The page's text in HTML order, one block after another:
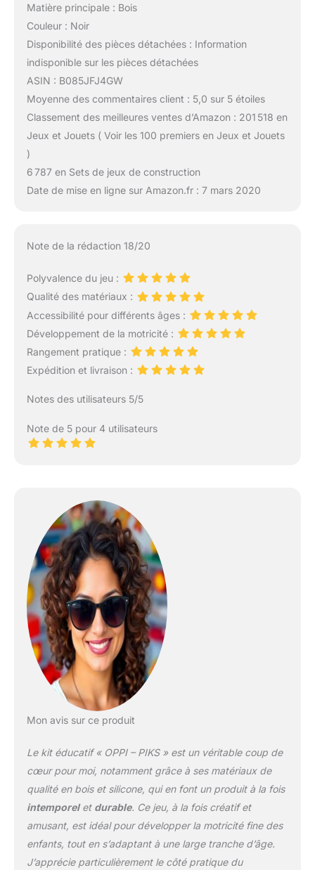
Matière principale : Bois
Couleur : Noir
Disponibilité des pièces détachées : Information
indisponible sur les pièces détachées
ASIN : B085JFJ4GW
Moyenne des commentaires client : 5,0 sur 5 étoiles
Classement des meilleures ventes d’Amazon : 201 518 en
Jeux et Jouets ( Voir les 100 premiers en Jeux et Jouets
)
6 787 en Sets de jeux de construction
Date de mise en ligne sur Amazon.fr : 7 mars 2020
Note de la rédaction 18/20
Polyvalence du jeu :
Qualité des matériaux :
Accessibilité pour différents âges :
Développement de la motricité :
Rangement pratique :
Expédition et livraison :
Notes des utilisateurs 5/5
Note de 5 pour 4 utilisateurs
Mon avis sur ce produit
Le kit éducatif « OPPI – PIKS » est un véritable coup de
cœur pour moi, notamment grâce à ses matériaux de
qualité en bois et silicone, qui en font un produit à la fois
intemporelet durable. Ce jeu, à la fois créatif et
amusant, est idéal pour développer la motricité fine des
enfants, tout en s’adaptant à une large tranche d’âge.
J’apprécie particulièrement le côté pratique du